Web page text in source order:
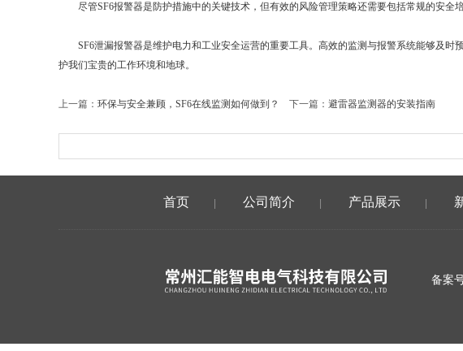
尽管SF6报警器是防护措施中的关键技术，但有效的风险管理策略还需要包括常规的安全
SF6泄漏报警器是维护电力和工业安全运营的重要工具。高效的监测与报警系统能够及时
护我们宝贵的工作环境和地球。
上一篇： 环保与安全兼顾，SF6在线监测如何做到？ 下一篇： 避雷器监测器的安装指南
首页 公司简介 产品展示
备案